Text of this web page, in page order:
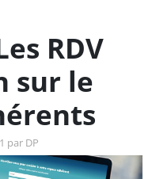
RDV
sur le
par DP